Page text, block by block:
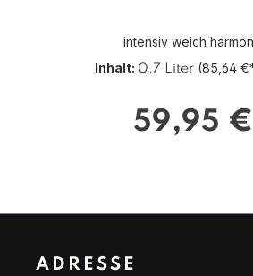
intensiv weich
Inhalt: 0,7 Liter (85,64
59,95
ADRESSE